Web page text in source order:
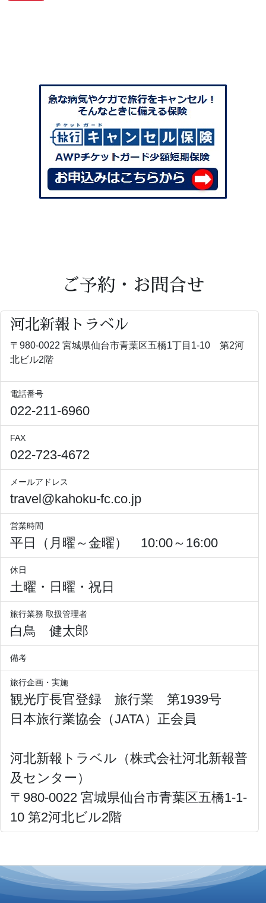
ご予約・お問合せ
河北新報トラベル
〒980-0022 宮城県仙台市青葉区五橋1丁目1-10 第2河
北ビル2階
電話番号
022-211-6960
FAX
022-723-4672
メールアドレス
travel@kahoku-fc.co.jp
営業時間
平日（月曜～金曜） 10:00～16:00
休日
土曜・日曜・祝日
旅行業務 取扱管理者
白鳥 健太郎
備考
旅行企画・実施
観光庁長官登録 旅行業 第1939号
日本旅行業協会（JATA）正会員
河北新報トラベル（株式会社河北新報普
及センター）
〒980-0022 宮城県仙台市青葉区五橋1-1-
10 第2河北ビル2階